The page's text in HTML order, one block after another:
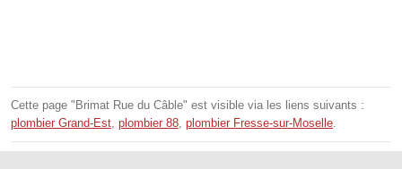
Cette page "Brimat Rue du Câble" est visible via les liens suivants :
plombier Grand-Est, plombier 88, plombier Fresse-sur-Moselle.